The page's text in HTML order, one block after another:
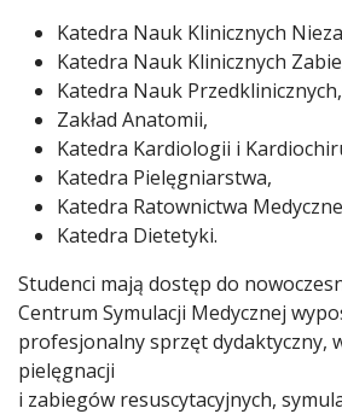
Katedra Nauk Klinicznych
Katedra Nauk Klinicznych
Katedra Nauk Przedklinicznych,
Zakład Anatomii,
Katedra Kardiologii i
Katedra Pielęgniarstwa,
Katedra Ratownictwa
Katedra Dietetyki.
Studenci mają dostęp do
Centrum Symulacji Medycznej
profesjonalny sprzęt dydaktyczny,
pielęgnacji
i zabiegów resuscytacyjnych,